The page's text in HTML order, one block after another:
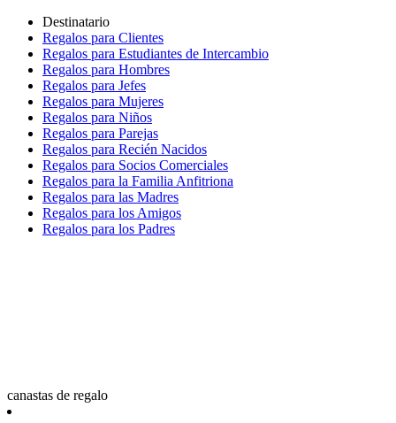
Destinatario
Regalos para Clientes
Regalos para Estudiantes de Intercambio
Regalos para Hombres
Regalos para Jefes
Regalos para Mujeres
Regalos para Niños
Regalos para Parejas
Regalos para Recién Nacidos
Regalos para Socios Comerciales
Regalos para la Familia Anfitriona
Regalos para las Madres
Regalos para los Amigos
Regalos para los Padres
canastas de regalo